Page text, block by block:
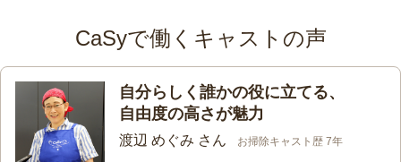
CaSyで働くキャストの声
自分らしく誰かの役に立てる、
自由度の高さが魅力
渡辺 めぐみ さん お掃除キャスト歴 7年